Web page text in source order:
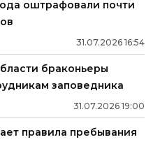
оштрафовали почти
31.07.2026 16:54
браконьеры
заповедника
31.07.2026 19:00
правила пребывания